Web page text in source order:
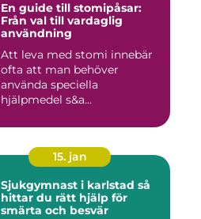
En guide till stomipåsar:
Från val till vardaglig
användning
Att leva med stomi innebär
ofta att man behöver
använda speciella
hjälpmedel s&a...
15. jan
Sjukgymnast i karlstad så
hittar du rätt hjälp för
smärta och besvär